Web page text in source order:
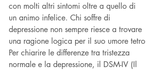
con molti altri sintomi oltre a quello di
un animo infelice. Chi soffre di
depressione non sempre riesce a trovare
una ragione logica per il suo umore tetro
Per chiarire le differenze tra tristezza
normale e la depressione, il DSM-IV (Il